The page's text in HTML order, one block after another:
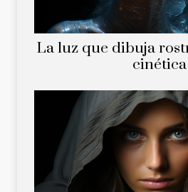
La luz que dibuja
cinética